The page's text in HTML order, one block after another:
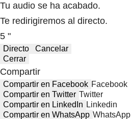
Tu audio se ha acabado.
Te redirigiremos al directo.
5 "
Directo
Cancelar
Cerrar
Compartir
Compartir en Facebook Facebook
Compartir en Twitter Twitter
Compartir en LinkedIn Linkedin
Compartir en WhatsApp WhatsApp